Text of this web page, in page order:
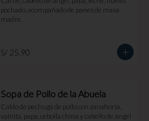
pochado, acompañado de panes de masa
madre.
S/ 25.90
Sopa de Pollo de la Abuela
Caldo de pechuga de pollo con zanahoria,
vainita, papa, cebolla china y cabello de ángel